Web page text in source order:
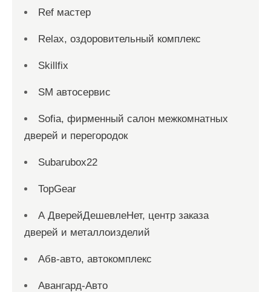
Ref мастер
Relax, оздоровительный комплекс
Skillfix
SM автосервис
Sofia, фирменный салон межкомнатных
дверей и перегородок
Subarubox22
TopGear
А ДверейДешевлеНет, центр заказа
дверей и металлоизделий
Абв-авто, автокомплекс
Авангард-Авто